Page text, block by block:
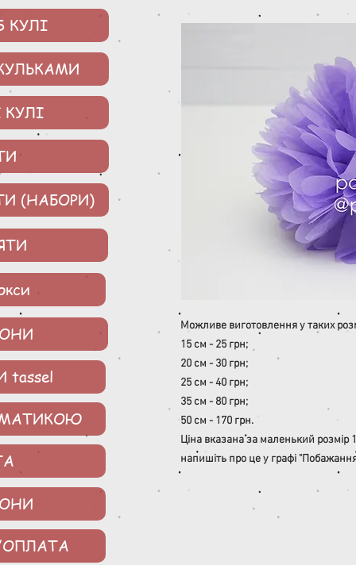
Можливе виготовлення у таких
15 см - 25 грн;
20 см - 30 грн;
25 см - 40 грн;
35 см - 80 грн;
50 см - 170 грн.
Ціна вказана за маленький розмір
напишіть про це у графі
КУЛІ
(НАБОРИ)
tassel
КУЛІ